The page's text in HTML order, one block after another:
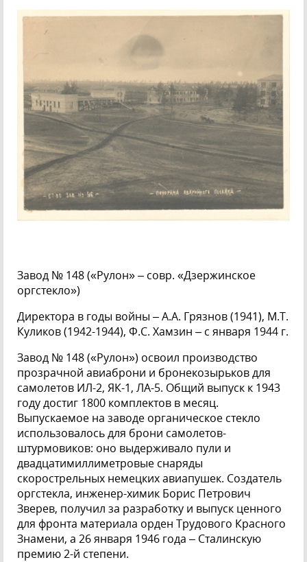
Завод № 148 («Рулон» – совр. «Дзержинское
оргстекло»)
Директора в годы войны – А.А. Грязнов (1941), М.Т.
Куликов (1942-1944), Ф.С. Хамзин – с января 1944 г.
Завод № 148 («Рулон») освоил производство
прозрачной авиаброни и бронекозырьков для
самолетов ИЛ-2, ЯК-1, ЛА-5. Общий выпуск к 1943
году достиг 1800 комплектов в месяц.
Выпускаемое на заводе органическое стекло
использовалось для брони самолетов-
штурмовиков: оно выдерживало пули и
двадцатимиллиметровые снаряды
скорострельных немецких авиапушек. Создатель
оргстекла, инженер-химик Борис Петрович
Зверев, получил за разработку и выпуск ценного
для фронта материала орден Трудового Красного
Знамени, а 26 января 1946 года – Сталинскую
премию 2-й степени.